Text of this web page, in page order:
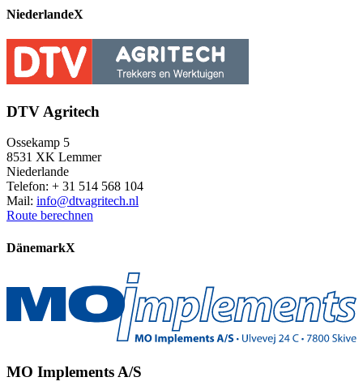
NiederlandeX
DTV Agritech
Ossekamp 5
8531 XK Lemmer
Niederlande
Telefon: + 31 514 568 104
Mail: info@dtvagritech.nl
Route berechnen
DänemarkX
MO Implements A/S